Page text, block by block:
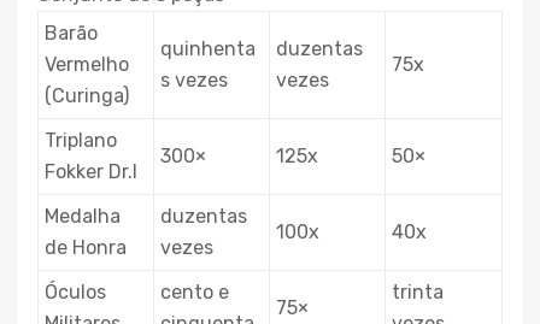
Barão
Vermelho
(Curinga)
quinhenta
s vezes
duzentas
vezes
75x
Triplano
Fokker Dr.I
300× 125x 50×
Medalha
de Honra
duzentas
vezes
100x 40x
Óculos
cento e
75×
trinta